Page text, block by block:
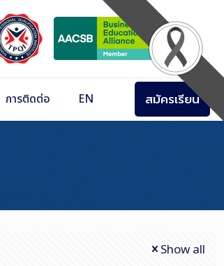
การติดต่อ EN สมัครเรียน
Show all